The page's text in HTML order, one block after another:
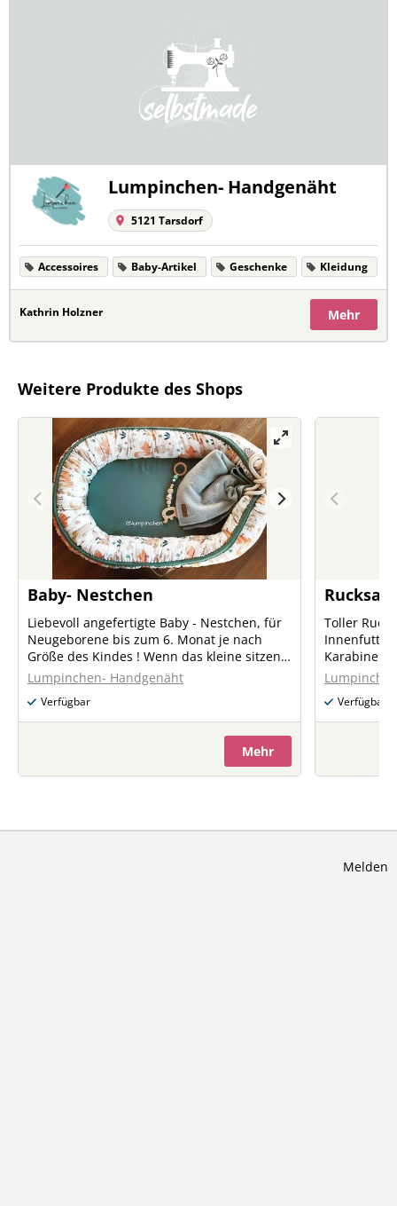
Lumpinchen- Handgenäht
5121 Tarsdorf
Accessoires Baby-Artikel Geschenke Kleidung
Kathrin Holzner Mehr
Weitere Produkte des Shops
Baby- Nestchen
Liebevoll angefertigte Baby - Nestchen, für
Neugeborene bis zum 6. Monat je nach
Größe des Kindes ! Wenn das kleine sitzen
kann, die Kordel öffnen und man hat eine
kleine Spielbucht mit wattierter
Sitzunterlage und seitlichen Sitzring!
Babynestchen besteht aus: Babynestchen
100% Baumwolle Babynestchen und
Lumpinchen- Handgenäht
Verfügbar
Mehr
Toller
Karabiner
und Stifttasche Auf Anfrage
gerne
Vorstellung
Verfügbar
Melden